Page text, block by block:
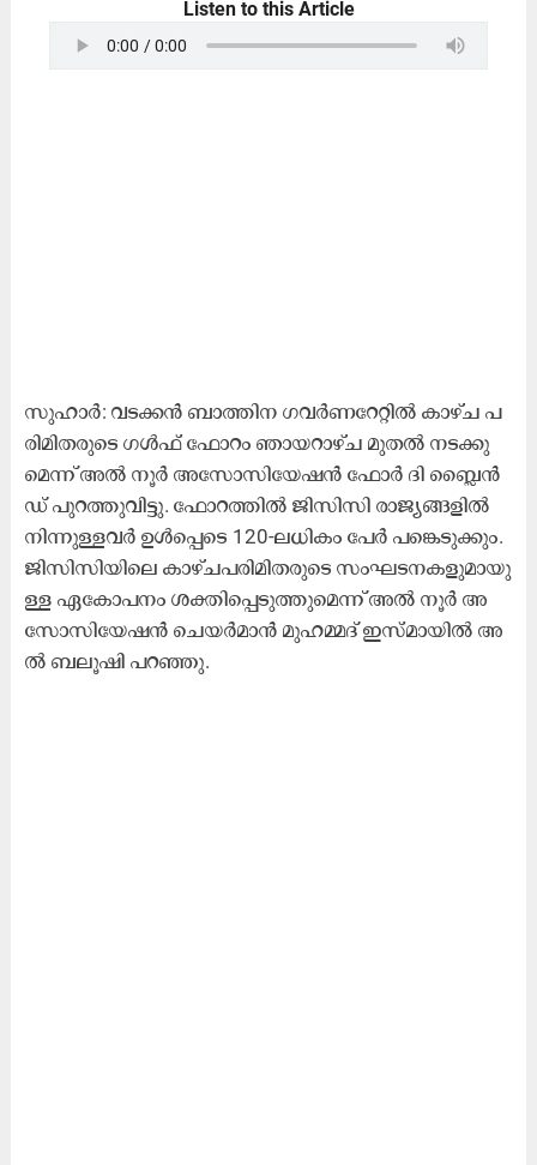
Listen to this Article
സു​ഹാ​ർ: വ​ട​ക്ക​ൻ ബാ​ത്തി​ന ഗ​വ​ർ​ണ​റേ​റ്റി​ൽ കാ​ഴ്ച പ​
രി​മി​ത​രു​ടെ ഗ​ൾ​ഫ് ഫോ​റം ഞാ​യ​റാ​ഴ്ച മു​ത​ൽ ന​ട​ക്കു​
മെ​ന്ന് അ​ൽ നൂ​ർ അ​സോ​സി​യേ​ഷ​ൻ ഫോ​ർ ദി ​ബ്ലൈ​ൻ​
ഡ് പു​റ​ത്തു​വി​ട്ടു. ഫോ​റ​ത്തി​ൽ ജി​സി​സി രാ​ജ്യ​ങ്ങ​ളി​ൽ
നി​ന്നു​ള്ള​വ​ർ ഉ​ൾ​പ്പെ​ടെ 120-ല​ധി​കം പേ​ർ പ​ങ്കെ​ടു​ക്കും.
ജി​സി​സി​യി​ലെ കാ​ഴ്ച​പ​രി​മി​ത​രു​ടെ സം​ഘ​ട​ന​ക​ളു​മാ​യു​
ള്ള ഏ​കോ​പ​നം ശ​ക്തി​പ്പെ​ടു​ത്തു​മെ​ന്ന് അ​ൽ നൂ​ർ അ​
സോ​സി​യേ​ഷ​ൻ ചെ​യ​ർ​മാ​ൻ മു​ഹ​മ്മ​ദ് ഇ​സ്മാ​യി​ൽ അ​
ൽ ബ​ലൂ​ഷി പ​റ​ഞ്ഞു.